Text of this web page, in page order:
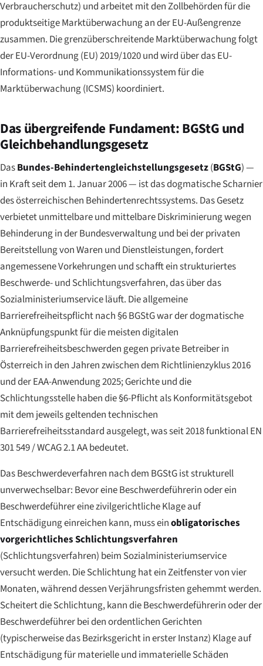
Verbraucherschutz) und arbeitet mit den Zollbehörden für die
produktseitige Marktüberwachung an der EU-Außengrenze
zusammen. Die grenzüberschreitende Marktüberwachung folgt
der EU-Verordnung (EU) 2019/1020 und wird über das EU-
Informations- und Kommunikationssystem für die
Marktüberwachung (ICSMS) koordiniert.
Das übergreifende Fundament: BGStG und
Gleichbehandlungsgesetz
DasBundes-Behindertengleichstellungsgesetz(BGStG) —
in Kraft seit dem 1. Januar 2006 — ist das dogmatische Scharnier
des österreichischen Behindertenrechtssystems. Das Gesetz
verbietet unmittelbare und mittelbare Diskriminierung wegen
Behinderung in der Bundesverwaltung und bei der privaten
Bereitstellung von Waren und Dienstleistungen, fordert
angemessene Vorkehrungen und schafft ein strukturiertes
Beschwerde- und Schlichtungsverfahren, das über das
Sozialministeriumservice läuft. Die allgemeine
Barrierefreiheitspflicht nach §6 BGStG war der dogmatische
Anknüpfungspunkt für die meisten digitalen
Barrierefreiheitsbeschwerden gegen private Betreiber in
Österreich in den Jahren zwischen dem Richtlinienzyklus 2016
und der EAA-Anwendung 2025; Gerichte und die
Schlichtungsstelle haben die §6-Pflicht als Konformitätsgebot
mit dem jeweils geltenden technischen
Barrierefreiheitsstandard ausgelegt, was seit 2018 funktional EN
301 549 / WCAG 2.1 AA bedeutet.
Das Beschwerdeverfahren nach dem BGStG ist strukturell
unverwechselbar: Bevor eine Beschwerdeführerin oder ein
Beschwerdeführer eine zivilgerichtliche Klage auf
Entschädigung einreichen kann, muss einobligatorisches
vorgerichtliches Schlichtungsverfahren
(Schlichtungsverfahren) beim Sozialministeriumservice
versucht werden. Die Schlichtung hat ein Zeitfenster von vier
Monaten, während dessen Verjährungsfristen gehemmt werden.
Scheitert die Schlichtung, kann die Beschwerdeführerin oder der
Beschwerdeführer bei den ordentlichen Gerichten
(typischerweise das Bezirksgericht in erster Instanz) Klage auf
Entschädigung für materielle und immaterielle Schäden